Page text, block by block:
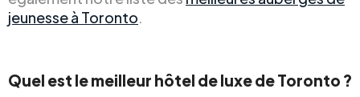
jeunesse à Toronto.
Quel est le meilleur hôtel de luxe de Toronto ?